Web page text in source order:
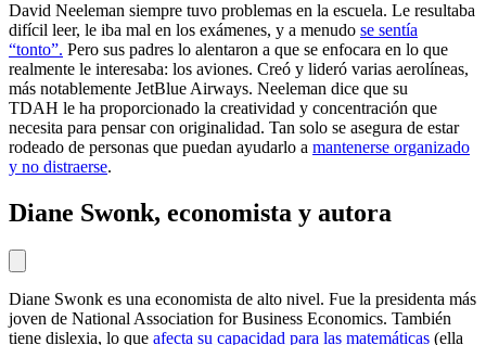
David Neeleman siempre tuvo problemas en la escuela. Le resultaba
difícil leer, le iba mal en los exámenes, y a menudo se sentía
“tonto”. Pero sus padres lo alentaron a que se enfocara en lo que
realmente le interesaba: los aviones. Creó y lideró varias aerolíneas,
más notablemente JetBlue Airways. Neeleman dice que su
TDAH le ha proporcionado la creatividad y concentración que
necesita para pensar con originalidad. Tan solo se asegura de estar
rodeado de personas que puedan ayudarlo a mantenerse organizado
y no distraerse.
Diane Swonk, economista y autora
Diane Swonk es una economista de alto nivel. Fue la presidenta más
joven de National Association for Business Economics. También
tiene dislexia, lo que afecta su capacidad para las matemáticas (ella